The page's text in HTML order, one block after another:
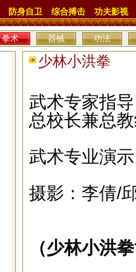
防身自卫 综合搏击 功夫影视
拳术 器械 功法
少林小洪拳
武术专家指
总校长兼总
武术专业演
摄影：李倩/
（少林小洪